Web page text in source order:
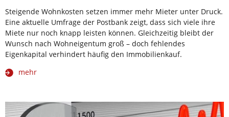
Steigende Wohnkosten setzen immer mehr Mieter unter Druck.
Eine aktuelle Umfrage der Postbank zeigt, dass sich viele ihre
Miete nur noch knapp leisten können. Gleichzeitig bleibt der
Wunsch nach Wohneigentum groß – doch fehlendes
Eigenkapital verhindert häufig den Immobilienkauf.
mehr